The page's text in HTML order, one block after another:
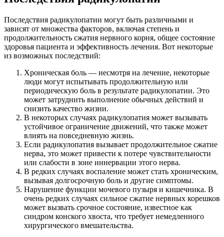
Последствия радикулопатии могут быть различными и
зависят от множества факторов, включая степень и
продолжительность сжатия нервного корня, общее состояние
здоровья пациента и эффективность лечения. Вот некоторые
из возможных последствий:
Хроническая боль — несмотря на лечение, некоторые
люди могут испытывать продолжительную или
периодическую боль в результате радикулопатии. Это
может затруднить выполнение обычных действий и
снизить качество жизни.
В некоторых случаях радикулопатия может вызывать
устойчивое ограничение движений, что также может
влиять на повседневную жизнь.
Если радикулопатия вызывает продолжительное сжатие
нерва, это может привести к потере чувствительности
или слабости в зоне иннервации этого нерва.
В редких случаях воспаление может стать хроническим,
вызывая долгосрочную боль и другие симптомы.
Нарушение функции мочевого пузыря и кишечника. В
очень редких случаях сильное сжатие нервных корешков
может вызвать срочное состояние, известное как
синдром конского хвоста, что требует немедленного
хирургического вмешательства.